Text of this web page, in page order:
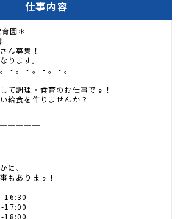
仕事内容
園＊
ん募集！
ります。
・。・。・。・。
て調理・食育のお仕事です！
給食を作りませんか？
￣￣￣￣
に、
もあります！
16:30